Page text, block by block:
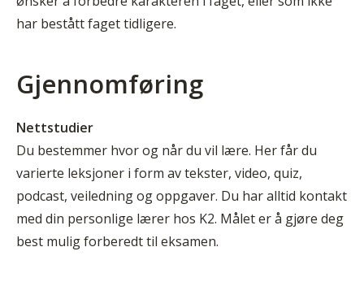
har bestått faget tidligere.
Gjennomføring
Nettstudier
Du bestemmer hvor og når du vil lære. Her får du
varierte leksjoner i form av tekster, video, quiz,
podcast, veiledning og oppgaver. Du har alltid kontakt
med din personlige lærer hos K2. Målet er å gjøre deg
best mulig forberedt til eksamen.